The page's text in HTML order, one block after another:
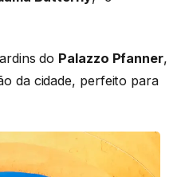
do Palazzo Pfanner,
da cidade, perfeito para